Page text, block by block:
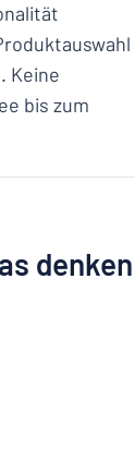
Keine
bis zum